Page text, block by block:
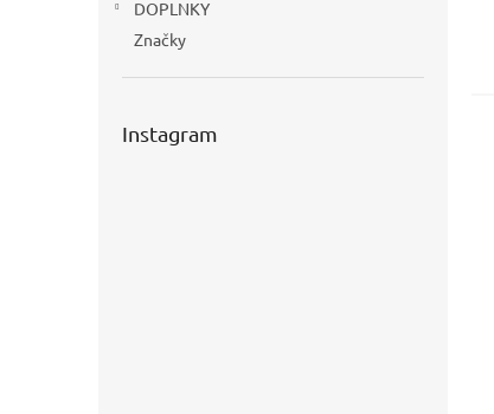
DOPLNKY
Značky
Instagram